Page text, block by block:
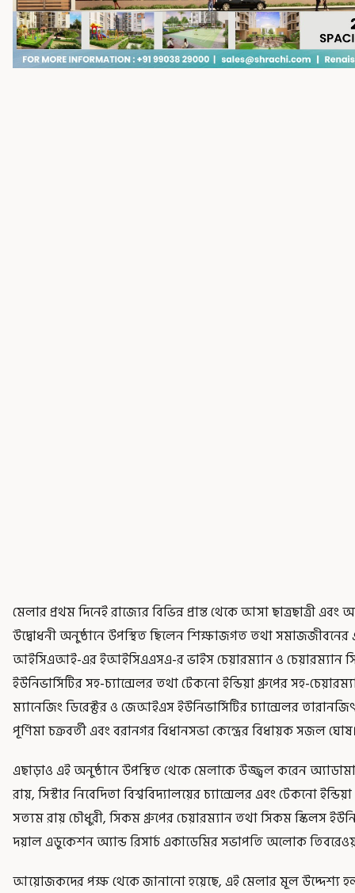
মেলার প্রথম দিনেই রাজ্যের বিভিন্ন প্রান্ত থেকে আসা ছাত্রছাত্রী
উদ্বোধনী অনুষ্ঠানে উপস্থিত ছিলেন শিক্ষাজগত তথা সমাজজীবনের
আইসিএআই-এর ইআইসিএএসএ-র ভাইস চেয়ারম্যান ও চেয়ারম্যান
ইউনিভার্সিটির সহ-চ্যান্সেলর তথা টেকনো ইন্ডিয়া গ্রুপের সহ-
ম্যানেজিং ডিরেক্টর ও জেআইএস ইউনিভার্সিটির চ্যান্সেলর
পূর্ণিমা চক্রবর্তী এবং বরানগর বিধানসভা কেন্দ্রের বিধায়ক সজল
এছাড়াও এই অনুষ্ঠানে উপস্থিত থেকে মেলাকে উজ্জ্বল করেন
রায়, সিস্টার নিবেদিতা বিশ্ববিদ্যালয়ের চ্যান্সেলর এবং টেকনো
সত্যম রায় চৌধুরী, সিকম গ্রুপের চেয়ারম্যান তথা সিকম স্কিলস
দয়াল এডুকেশন অ্যান্ড রিসার্চ একাডেমির সভাপতি অলোক
আয়োজকদের পক্ষ থেকে জানানো হয়েছে, এই মেলার মূল উদ্দেশ্য হল